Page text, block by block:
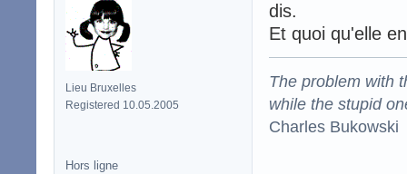
Lieu Bruxelles
Registered 10.05.2005
dis.
Et quoi qu'elle
The problem with
while the stupid
Charles Bukowski
Hors ligne